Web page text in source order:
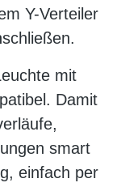
Y-Verteiler
mit
Damit
smart
einfach per